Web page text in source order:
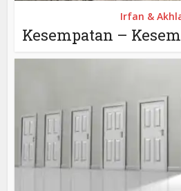
Irfan &
Kesempatan –